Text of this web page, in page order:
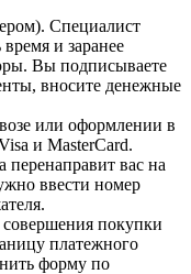
Специалист
и заранее
Вы подписываете
вносите денежные
или оформлении в
и MasterCard.
перенаправит вас на
ввести номер
покупки
платежного
форму по